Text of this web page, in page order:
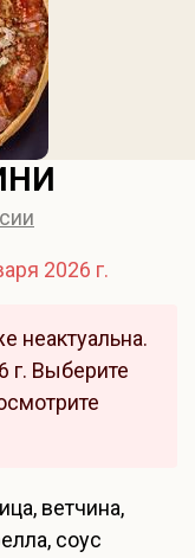
2026 г.
неактуальна.
г. Выберите
ветчина,
соус